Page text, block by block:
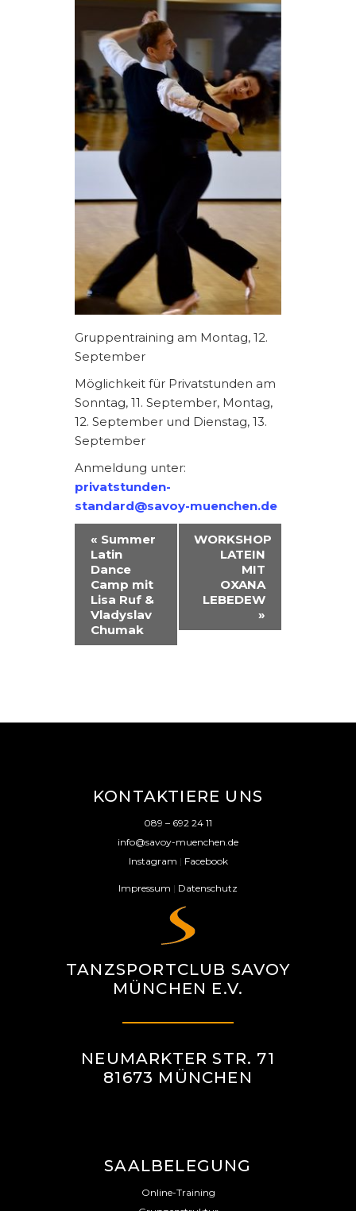
Gruppentraining am Montag, 12.
September
Möglichkeit für Privatstunden am
Sonntag, 11. September, Montag,
12. September und Dienstag, 13.
September
Anmeldung unter:
privatstunden-
standard@savoy-muenchen.de
V
R
A
N
A
I
T
« Summer
Latin
Dance
Camp mit
Lisa Ruf &
Vladyslav
Chumak
WORKSHOP
LATEIN
MIT
OXANA
LEBEDEW
»
KONTAKTIERE UNS
089 – 692 24 11
info@savoy-muenchen.de
Instagram | Facebook
Impressum | Datenschutz
TANZSPORTCLUB SAVOY
MÜNCHEN E.V.
NEUMARKTER STR. 71
81673 MÜNCHEN
SAALBELEGUNG
Online-Training